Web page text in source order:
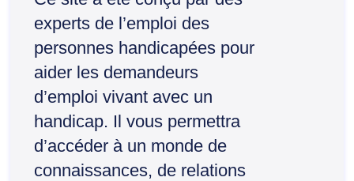
experts de l’emploi des
personnes handicapées pour
aider les demandeurs
d’emploi vivant avec un
handicap. Il vous permettra
d’accéder à un monde de
connaissances, de relations